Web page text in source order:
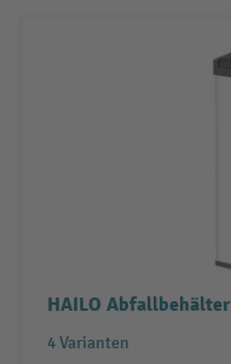
HAILO Abfallbehälter
4 Varianten